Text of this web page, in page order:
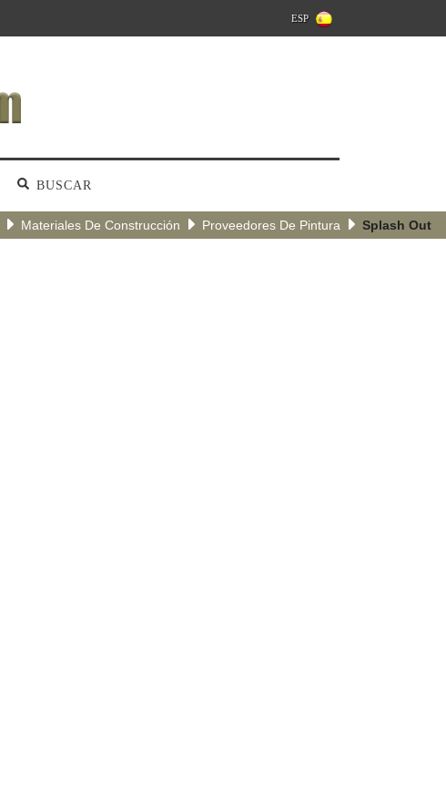
ESP
BUSCAR
Materiales De Construcción Proveedores De Pintura Splash Out